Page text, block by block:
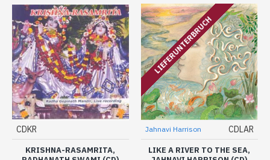
CDKR
KRISHNA-RASAMRITA,
LIEFERUNTERBRUCH
Jahnavi Harrison CDLAR
LIKE A RIVER TO THE SEA,